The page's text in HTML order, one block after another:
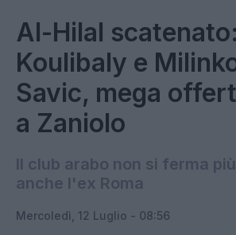
Al-Hilal
Koulibaly e
Savic, mega
a Zaniolo
Il club arabo non si ferma
anche l'ex Roma
Mercoledì, 12 Luglio - 08:56